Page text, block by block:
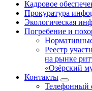
Кадровое
Прокуратура
Экологическая
Погребение и
Реестр
на рынке
«Озёрский
Контакты
Телефонный